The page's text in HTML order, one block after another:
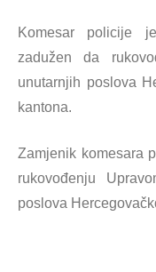
Komesar policije
zadužen da
unutarnjih poslova
kantona.
Zamjenik komesara
rukovođenju
poslova